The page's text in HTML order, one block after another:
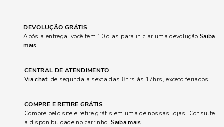
DEVOLUÇÃO GRÁTIS
Após a entrega, você tem 10 dias para iniciar uma devolução Saiba
mais
CENTRAL DE ATENDIMENTO
Via chat, de segunda a sexta das 8hrs às 17hrs, exceto feriados.
COMPRE E RETIRE GRÁTIS
Compre pelo site e retire grátis em uma de nossas lojas. Consulte
a disponibilidade no carrinho.Saiba mais